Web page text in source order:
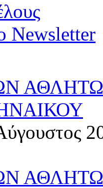
Newsletter